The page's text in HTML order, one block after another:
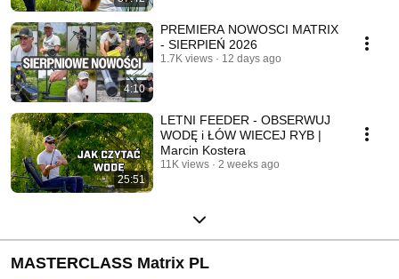
4:10
PREMIERA NOWOSCI MATRIX
- SIERPIEŃ 2026
1.7K views 12 days ago
25:51
LETNI FEEDER - OBSERWUJ
WODĘ i ŁÓW WIECEJ RYB |
Marcin Kostera
11K views 2 weeks ago
MASTERCLASS Matrix PL